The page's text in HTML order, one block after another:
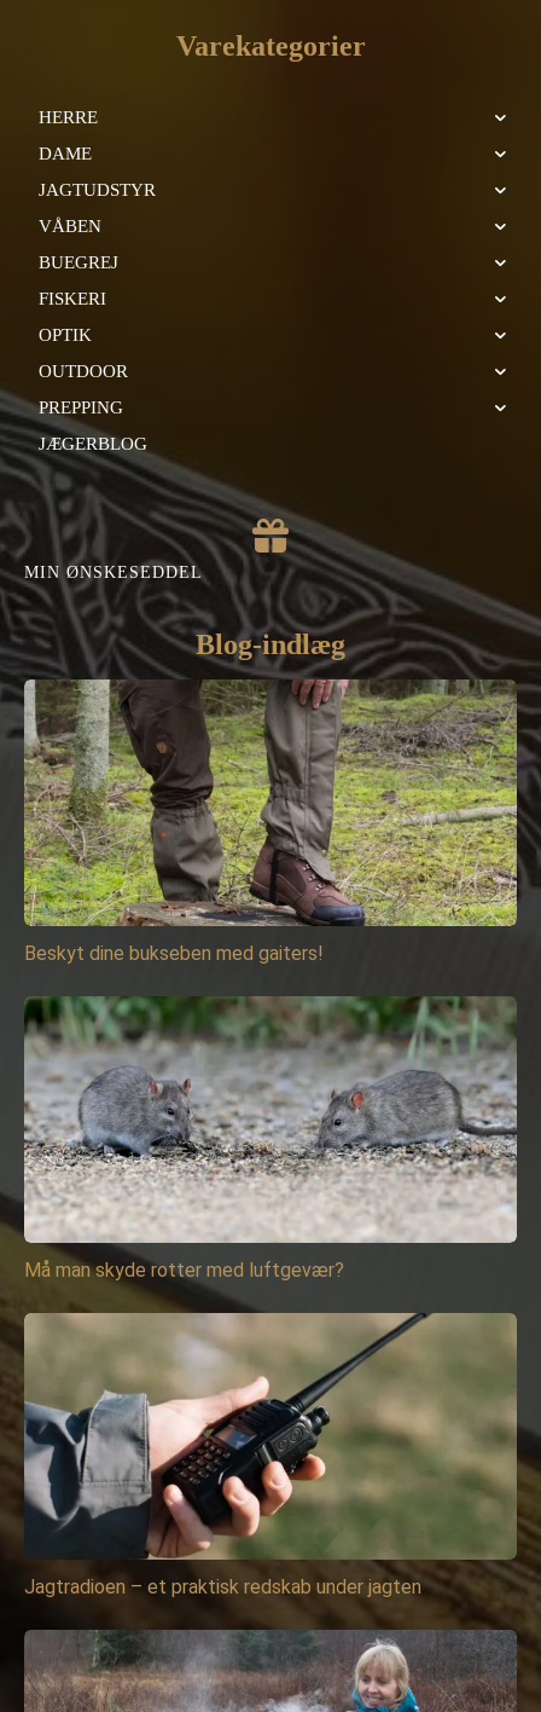
Varekategorier
HERRE
DAME
JAGTUDSTYR
VÅBEN
BUEGREJ
FISKERI
OPTIK
OUTDOOR
PREPPING
JÆGERBLOG
MIN ØNSKESEDDEL
Blog-indlæg
Beskyt dine bukseben med gaiters!
Må man skyde rotter med luftgevær?
Jagtradioen – et praktisk redskab under jagten